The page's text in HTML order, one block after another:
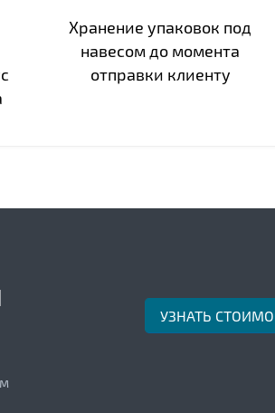
Хранение упаковок под
навесом до момента
отправки клиенту
УЗНАТЬ